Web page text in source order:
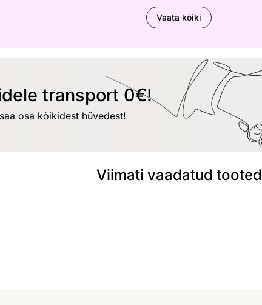
Vaata kõiki
transport 0€!
osa kõikidest hüvedest!
Viimati vaadatud tooted